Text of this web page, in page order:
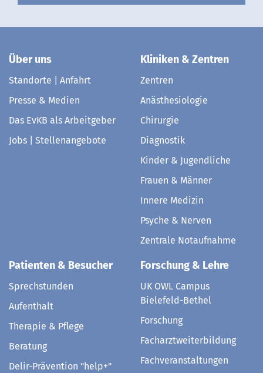
Über uns
Standorte | Anfahrt
Presse & Medien
Das EvKB als Arbeitgeber
Jobs | Stellenangebote
Kliniken & Zentren
Zentren
Anästhesiologie
Chirurgie
Diagnostik
Kinder & Jugendliche
Frauen & Männer
Innere Medizin
Psyche & Nerven
Zentrale Notaufnahme
Patienten & Besucher
Sprechstunden
Aufenthalt
Therapie & Pflege
Beratung
Delir-Prävention "help+"
Forschung & Lehre
UK OWL Campus
Bielefeld-Bethel
Forschung
Facharztweiterbildung
Fachveranstaltungen